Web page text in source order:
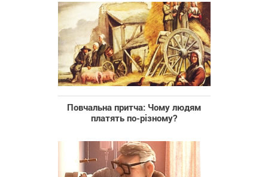
Повчальна притча: Чому людям
платять по-різному?